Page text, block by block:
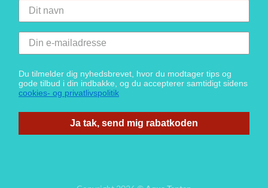
Du tilmelder dig nyhedsbrevet, hvor du modtager tips og
gode tilbud i din indbakke, og du accepterer samtidigt sidens
cookies- og privatlivspolitik
Ja tak, send mig rabatkoden